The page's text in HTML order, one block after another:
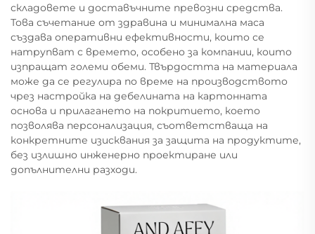
складовете и доставъчните превозни средства.
Това съчетание от здравина и минимална маса
създава оперативни ефективности, които се
натрупват с времето, особено за компании, които
изпращат големи обеми. Твърдостта на материала
може да се регулира по време на производството
чрез настройка на дебелината на картонната
основа и прилагането на покритието, което
позволява персонализация, съответстваща на
конкретните изисквания за защита на продуктите,
без излишно инженерно проектиране или
допълнителни разходи.